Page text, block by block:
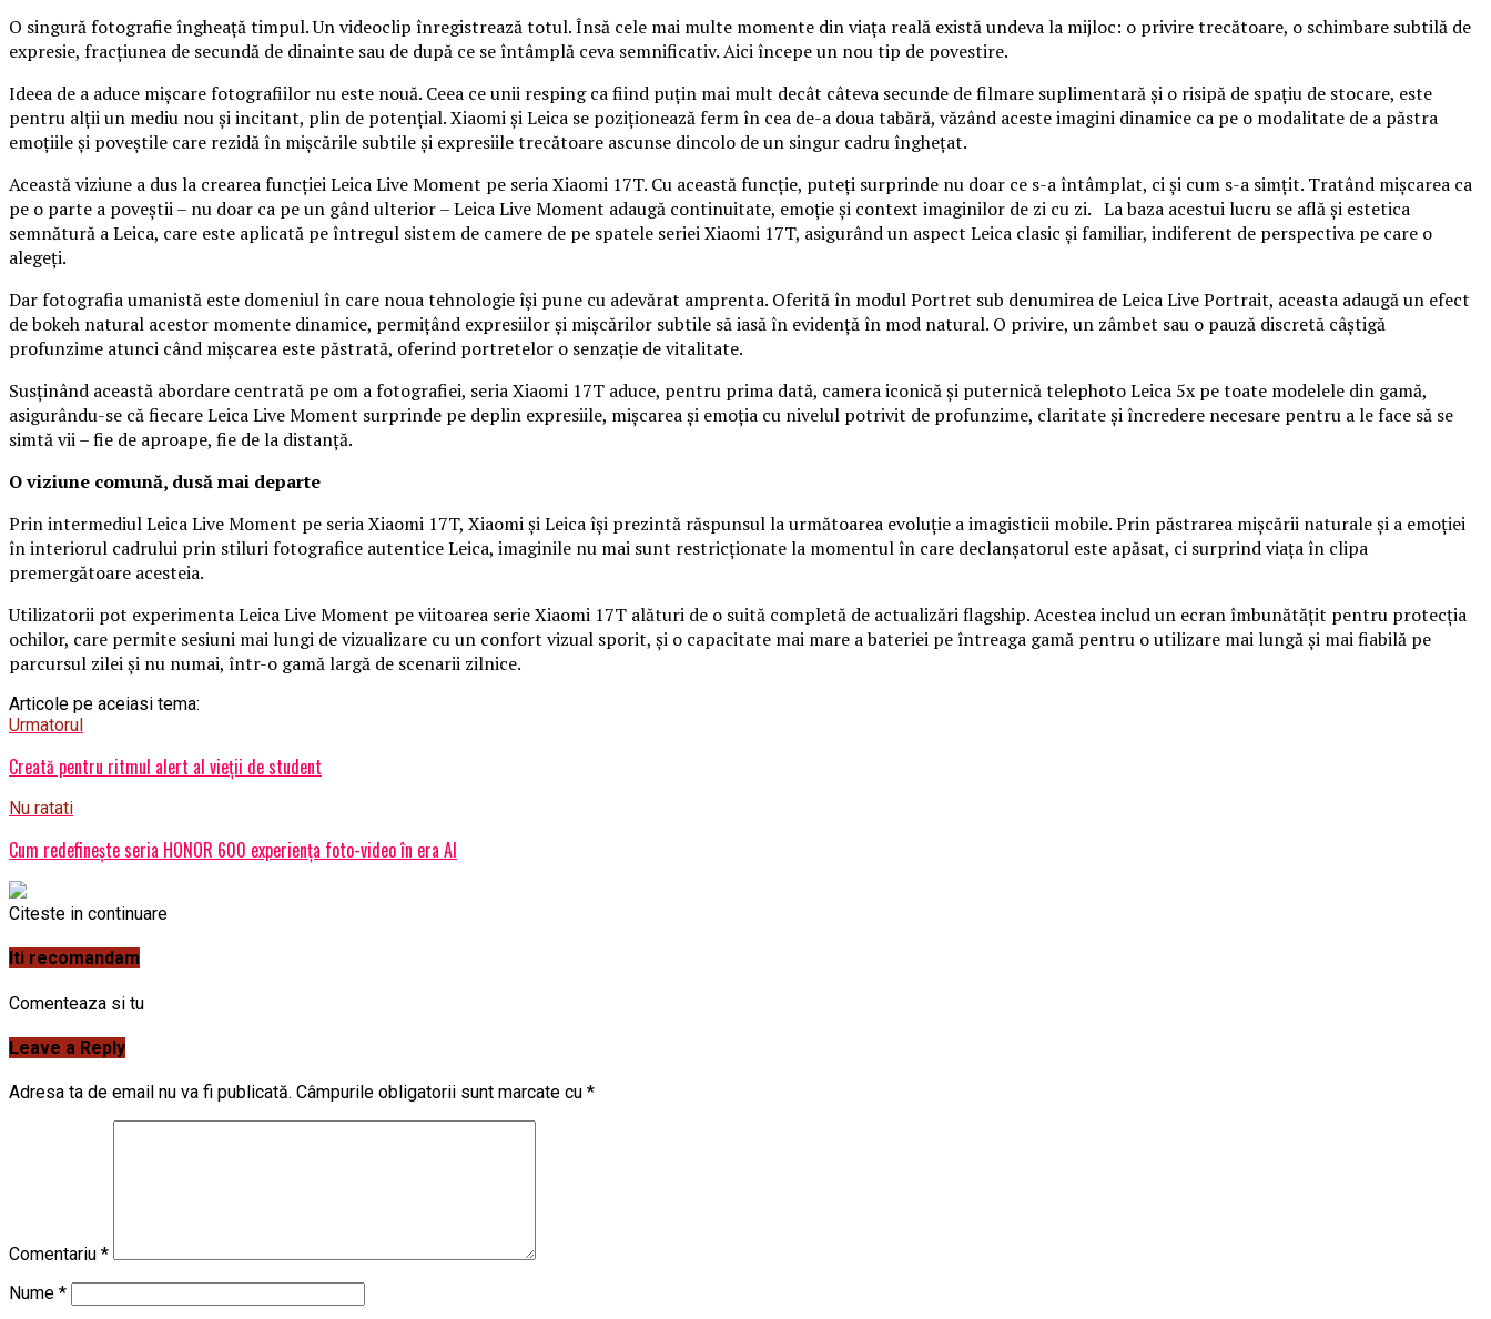
O singură fotografie îngheață timpul. Un videoclip înregistrează totul. Însă cele mai multe momente din viața reală există undeva la mijloc: o privire trecătoare, o schimbare subtilă de
expresie, fracțiunea de secundă de dinainte sau de după ce se întâmplă ceva semnificativ. Aici începe un nou tip de povestire.
Ideea de a aduce mișcare fotografiilor nu este nouă. Ceea ce unii resping ca fiind puțin mai mult decât câteva secunde de filmare suplimentară și o risipă de spațiu de stocare, este
pentru alții un mediu nou și incitant, plin de potențial. Xiaomi și Leica se poziționează ferm în cea de-a doua tabără, văzând aceste imagini dinamice ca pe o modalitate de a păstra
emoțiile și poveștile care rezidă în mișcările subtile și expresiile trecătoare ascunse dincolo de un singur cadru înghețat.
Această viziune a dus la crearea funcției Leica Live Moment pe seria Xiaomi 17T. Cu această funcție, puteți surprinde nu doar ce s-a întâmplat, ci și cum s-a simțit. Tratând mișcarea ca
pe o parte a poveștii – nu doar ca pe un gând ulterior – Leica Live Moment adaugă continuitate, emoție și context imaginilor de zi cu zi. La baza acestui lucru se află și estetica
semnătură a Leica, care este aplicată pe întregul sistem de camere de pe spatele seriei Xiaomi 17T, asigurând un aspect Leica clasic și familiar, indiferent de perspectiva pe care o
alegeți.
Dar fotografia umanistă este domeniul în care noua tehnologie își pune cu adevărat amprenta. Oferită în modul Portret sub denumirea de Leica Live Portrait, aceasta adaugă un efect
de bokeh natural acestor momente dinamice, permițând expresiilor și mișcărilor subtile să iasă în evidență în mod natural. O privire, un zâmbet sau o pauză discretă câștigă
profunzime atunci când mișcarea este păstrată, oferind portretelor o senzație de vitalitate.
Susținând această abordare centrată pe om a fotografiei, seria Xiaomi 17T aduce, pentru prima dată, camera iconică și puternică telephoto Leica 5x pe toate modelele din gamă,
asigurându-se că fiecare Leica Live Moment surprinde pe deplin expresiile, mișcarea și emoția cu nivelul potrivit de profunzime, claritate și încredere necesare pentru a le face să se
simtă vii – fie de aproape, fie de la distanță.
O viziune comună, dusă mai departe
Prin intermediul Leica Live Moment pe seria Xiaomi 17T, Xiaomi și Leica își prezintă răspunsul la următoarea evoluție a imagisticii mobile. Prin păstrarea mișcării naturale și a emoției
în interiorul cadrului prin stiluri fotografice autentice Leica, imaginile nu mai sunt restricționate la momentul în care declanșatorul este apăsat, ci surprind viața în clipa
premergătoare acesteia.
Utilizatorii pot experimenta Leica Live Moment pe viitoarea serie Xiaomi 17T alături de o suită completă de actualizări flagship. Acestea includ un ecran îmbunătățit pentru protecția
ochilor, care permite sesiuni mai lungi de vizualizare cu un confort vizual sporit, și o capacitate mai mare a bateriei pe întreaga gamă pentru o utilizare mai lungă și mai fiabilă pe
parcursul zilei și nu numai, într-o gamă largă de scenarii zilnice.
Articole pe aceiasi tema:
Urmatorul
Creată pentru ritmul alert al vieții de student
Nu ratati
Cum redefinește seria HONOR 600 experiența foto-video în era AI
Citeste in continuare
Iti recomandam
Comenteaza si tu
Leave a Reply
Adresa ta de email nu va fi publicată. Câmpurile obligatorii sunt marcate cu *
Comentariu *
Nume *